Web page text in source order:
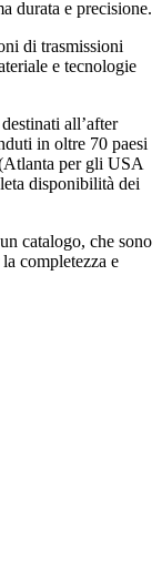
durata e precisione.
di trasmissioni
e tecnologie
all’after
in oltre 70 paesi
per gli USA
disponibilità dei
catalogo, che sono
completezza e